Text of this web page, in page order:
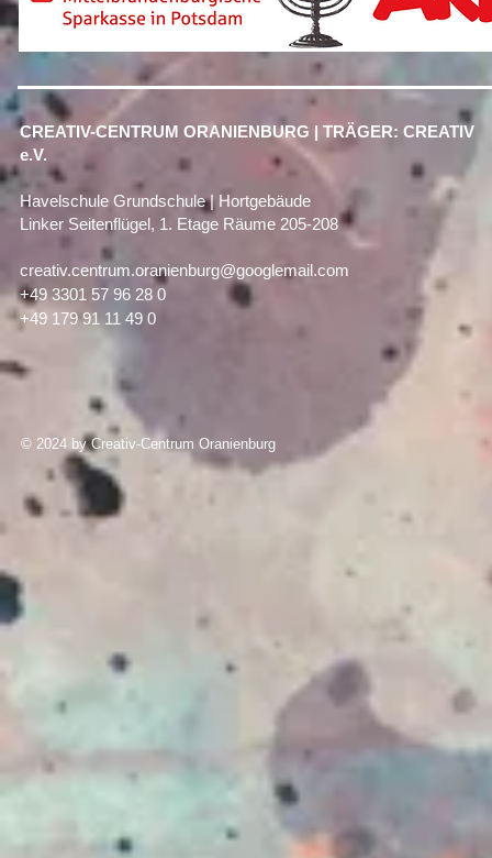
CREATIV-CENTRUM ORANIENBURG | TRÄGER: CREATIV
e.V.
Havelschule Grundschule | Hortgebäude
Linker Seitenflügel, 1. Etage Räume 205-208
creativ.centrum.oranienburg@googlemail.com
+49 3301 57 96 28 0
+49 179 91 11 49 0
© 2024 by Creativ-Centrum Oranienburg